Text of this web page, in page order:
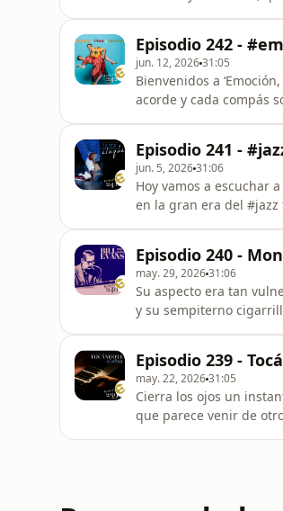
alguno de los cinco
Episodio 242 -
jun. 12, 202631:05
Bienvenidos a
acorde y cada compás
voz profunda de #Fa
Episodio 241 -
jun. 5, 202631:06
Hoy vamos a escuchar a un
en la gran era del #jazz
Episodio 240 -
may. 29, 202631:06
Su aspecto era tan
y su sempiterno
bledo el color
Episodio 239 -
may. 22, 202631:05
Cierra los ojos un
que parece venir de